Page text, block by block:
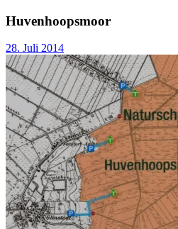
Huvenhoopsmoor
28. Juli 2014